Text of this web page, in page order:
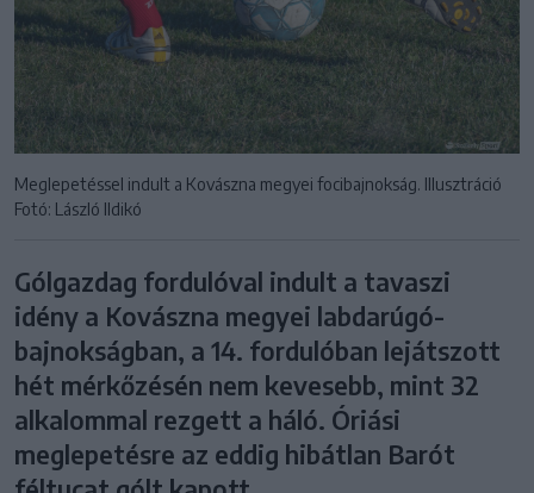
Meglepetéssel indult a Kovászna megyei focibajnokság. Illusztráció
Fotó: László Ildikó
Gólgazdag fordulóval indult a tavaszi
idény a Kovászna megyei labdarúgó-
bajnokságban, a 14. fordulóban lejátszott
hét mérkőzésén nem kevesebb, mint 32
alkalommal rezgett a háló. Óriási
meglepetésre az eddig hibátlan Barót